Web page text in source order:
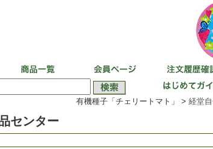
有機種子「チェリートマト」 > 経堂
センター